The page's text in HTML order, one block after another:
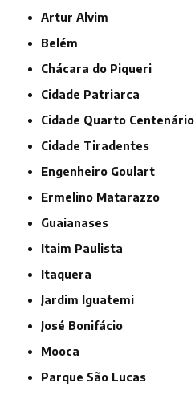
Artur Alvim
Belém
Chácara do Piqueri
Cidade Patriarca
Cidade Quarto Centenário
Cidade Tiradentes
Engenheiro Goulart
Ermelino Matarazzo
Guaianases
Itaim Paulista
Itaquera
Jardim Iguatemi
José Bonifácio
Mooca
Parque São Lucas